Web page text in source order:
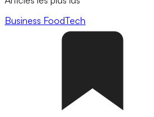
Business FoodTech